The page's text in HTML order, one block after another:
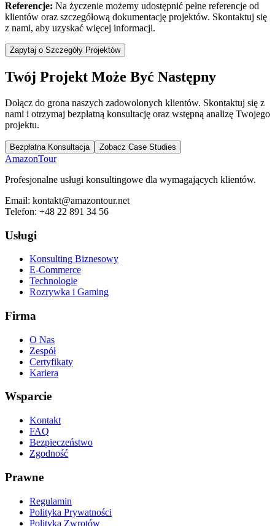
Referencje: Na życzenie możemy udostępnić pełne referencje od
klientów oraz szczegółową dokumentację projektów. Skontaktuj się
z nami, aby uzyskać więcej informacji.
Zapytaj o Szczegóły Projektów
Twój Projekt Może Być Następny
Dołącz do grona naszych zadowolonych klientów. Skontaktuj się z
nami i otrzymaj bezpłatną konsultację oraz wstępną analizę Twojego
projektu.
Bezpłatna Konsultacja Zobacz Case Studies
AmazonTour
Profesjonalne usługi konsultingowe dla wymagających klientów.
Email: kontakt@amazontour.net
Telefon: +48 22 891 34 56
Usługi
Konsulting Biznesowy
E-Commerce
Technologie
Rozrywka i Gaming
Firma
O Nas
Zespół
Certyfikaty
Kariera
Wsparcie
Kontakt
FAQ
Bezpieczeństwo
Zgodność
Prawne
Regulamin
Polityka Prywatności
Polityka Zwrotów